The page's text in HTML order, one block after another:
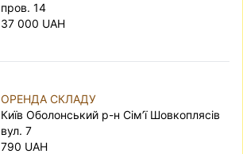
пров. 14
37 000 UAH
ОРЕНДА СКЛАДУ
Київ Оболонський р-н Сім’ї Шовкоплясів
вул. 7
790 UAH